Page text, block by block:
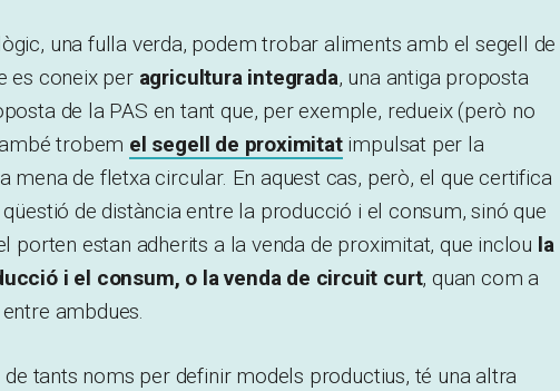
una fulla verda, podem trobar aliments amb el segell de
es coneix per agricultura integrada, una antiga proposta
de la PAS en tant que, per exemple, redueix (però no
trobem el segell de proximitatimpulsat per la
mena de fletxa circular. En aquest cas, però, el que certifica
de distància entre la producció i el consum, sinó que
porten estan adherits a la venda de proximitat, que inclou la
i el consum, o la venda de circuit curt, quan com a
ambdues.
de tants noms per definir models productius, té una altra